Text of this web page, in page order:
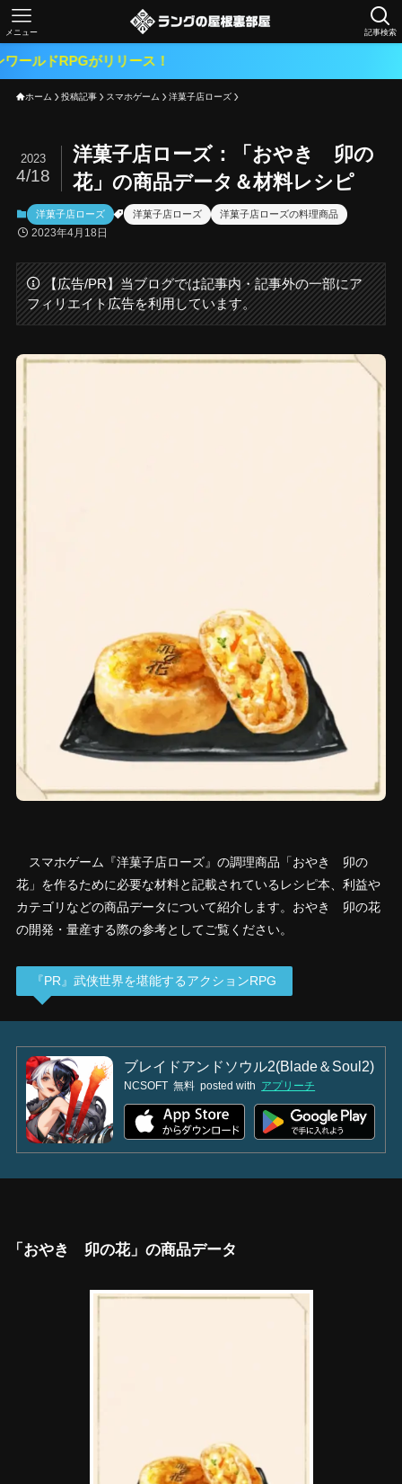
記事検索
メニュー
ホーム 投稿記事 スマホゲーム 洋菓子店ローズ
洋菓子店ローズ：「おやき 卯の
花」の商品データ＆材料レシピ
2023
4/18
洋菓子店ローズ 洋菓子店ローズ 洋菓子店ローズの料理商品
2023年4月18日
【広告/PR】当ブログでは記事内・記事外の一部にア
フィリエイト広告を利用しています。
スマホゲーム『洋菓子店ローズ』の調理商品「おやき 卯の
花」を作るために必要な材料と記載されているレシピ本、利益や
カテゴリなどの商品データについて紹介します。おやき 卯の花
の開発・量産する際の参考としてご覧ください。
『PR』武侠世界を堪能するアクションRPG
ブレイドアンドソウル2(Blade＆Soul2)
NCSOFT 無料 posted with アプリーチ
「おやき 卯の花」の商品データ